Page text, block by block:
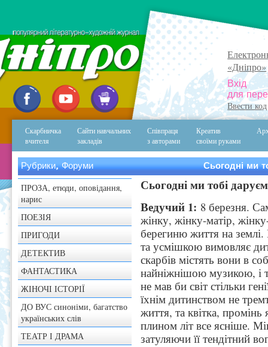
«Дніпро»
Вхід
для
Ввести
Скарбничка
вчителя
Сайти навчальних
закладів
Співпраця
з авторами
Креатив
своїми руками
Рубрики, Форуми
ПРОЗА, етюди, оповідання,
нарис
ПОЕЗІЯ
ПРИГОДИ
ДЕТЕКТИВ
ФАНТАСТИКА
ЖІНОЧІ ІСТОРІЇ
ДО ВУС синоніми, багатство
українських слів
ТЕАТР І ДРАМА
Сьогодні ми
Сьогодні ми тобі
Ведучий 1: 8 березня.
жінку, жінку-матір,
берегиню життя на
та усмішкою вимовляє
скарбів містять вони в
найніжнішою музикою, і
не мав би світ стільки
їхнім дитинством не
життя, та квітка, промінь
плином літ все ясніше.
затуляючи її тендітний